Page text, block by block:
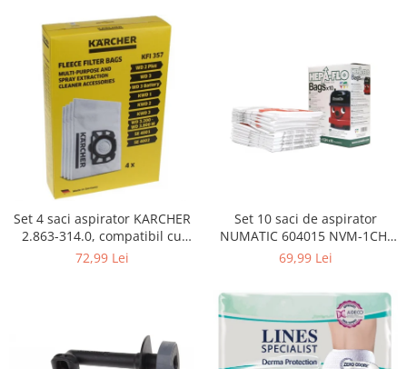
Decoratiuni
Gradinarit
Hobby-uri creative
Iluminat & Electrice
Jaluzele
Kit-uri automatizari porti si usi
Mobila dormitor
Mobila gradina & terasa
Mobila Living & Dining
Organizare si depozitare
Scule electrice si unelte
Silicon, spume si solutii tehnice
Set 4 saci aspirator KARCHER
2.863-314.0, compatibil cu
WD, KWD, SE
72,99 Lei
Set 10 saci de aspirator
NUMATIC 604015 NVM-1CH,
9L
69,99 Lei